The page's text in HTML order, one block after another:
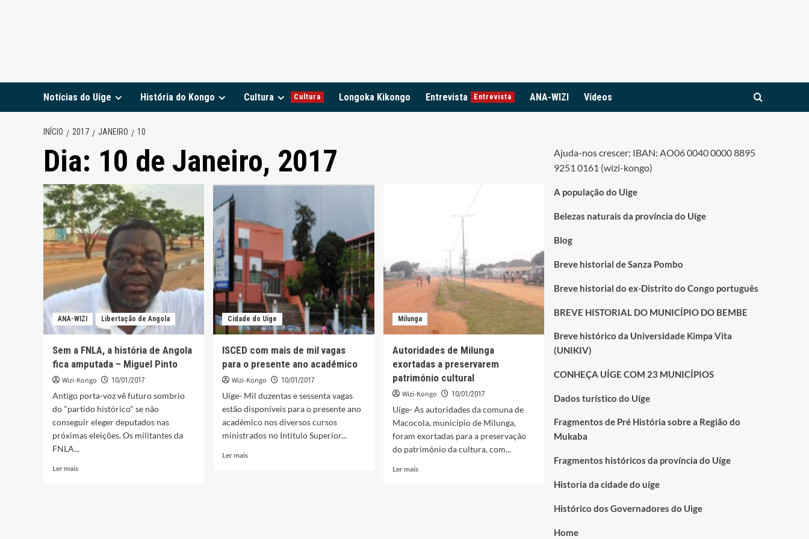
Notícias do Uíge História do Kongo Cultura Cultura Longoka Kikongo Entrevista Entrevista ANA-WIZI Vídeos
INÍCIO 2017 JANEIRO 10
Dia: 10 de Janeiro, 2017
ANA-WIZI Libertação de Angola
Sem a FNLA, a história de Angola
fica amputada – Miguel Pinto
Wizi-Kongo 10/01/2017
Antigo porta-voz vê futuro sombrio
do "partido histórico" se não
conseguir eleger deputados nas
próximas eleições. Os militantes da
FNLA...
Ler maisLeia
Cidade do Uíge
ISCED com mais de mil vagas
para o presente ano académico
Wizi-Kongo 10/01/2017
Uíge- Mil duzentas e sessenta vagas
estão disponíveis para o presente ano
académico nos diversos cursos
ministrados no Intitulo Superior...
Ler maisLeia
Milunga
Autoridades de Milunga
exortadas a preservarem
património cultural
Wizi-Kongo 10/01/2017
Uíge- As autoridades da comuna de
Macocola, município de Milunga,
foram exortadas para a preservação
do património da cultura, com...
Ler maisLeia
Ajuda-nos crescer: IBAN: AO06 0040 0000 8895
9251 0161 (wizi-kongo)
A população do Uige
Belezas naturais da província do Uíge
Blog
Breve historial de Sanza Pombo
Breve historial do ex-Distrito do Congo português
BREVE HISTORIAL DO MUNICÍPIO DO BEMBE
Breve histórico da Universidade Kimpa Vita
(UNIKIV)
CONHEÇA UÍGE COM 23 MUNICÍPIOS
Dados turístico do Uíge
Fragmentos de Pré História sobre a Região do
Mukaba
Fragmentos históricos da província do Uíge
Historia da cidade do uíge
Histórico dos Governadores do Uige
Home